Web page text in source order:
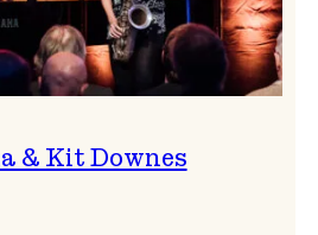
& Kit Downes